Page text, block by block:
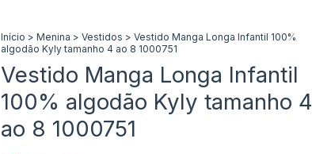
Início > Menina > Vestidos > Vestido Manga Longa Infantil 100%
algodão Kyly tamanho 4 ao 8 1000751
Vestido Manga Longa Infantil
100% algodão Kyly tamanho 4
ao 8 1000751